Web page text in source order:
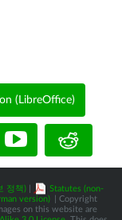
(LibreOffice)
정책)
Statutes (non-
version)
| Copyright
on this website are